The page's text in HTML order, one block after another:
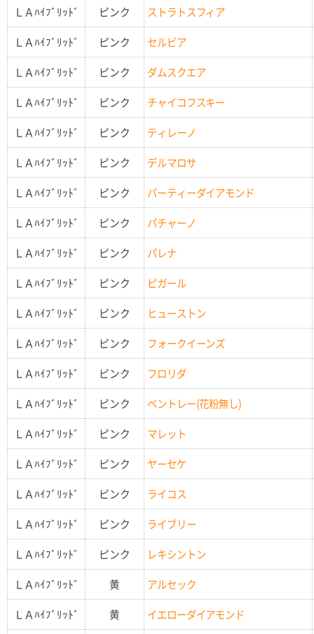
ＬＡﾊｲﾌﾞﾘｯﾄﾞ
ピンク
ストラトスフィア
ＬＡﾊｲﾌﾞﾘｯﾄﾞ
ピンク
セルビア
ＬＡﾊｲﾌﾞﾘｯﾄﾞ
ピンク
ダムスクエア
ＬＡﾊｲﾌﾞﾘｯﾄﾞ
ピンク
チャイコフスキー
ＬＡﾊｲﾌﾞﾘｯﾄﾞ
ピンク
ティレーノ
ＬＡﾊｲﾌﾞﾘｯﾄﾞ
ピンク
デルマロサ
ＬＡﾊｲﾌﾞﾘｯﾄﾞ
ピンク
パーティーダイアモンド
ＬＡﾊｲﾌﾞﾘｯﾄﾞ
ピンク
パチャーノ
ＬＡﾊｲﾌﾞﾘｯﾄﾞ
ピンク
パレナ
ＬＡﾊｲﾌﾞﾘｯﾄﾞ
ピンク
ピガール
ＬＡﾊｲﾌﾞﾘｯﾄﾞ
ピンク
ヒューストン
ＬＡﾊｲﾌﾞﾘｯﾄﾞ
ピンク
フォークイーンズ
ＬＡﾊｲﾌﾞﾘｯﾄﾞ
ピンク
フロリダ
ＬＡﾊｲﾌﾞﾘｯﾄﾞ
ピンク
ベントレー(花粉無し)
ＬＡﾊｲﾌﾞﾘｯﾄﾞ
ピンク
マレット
ＬＡﾊｲﾌﾞﾘｯﾄﾞ
ピンク
ヤーセケ
ＬＡﾊｲﾌﾞﾘｯﾄﾞ
ピンク
ライコス
ＬＡﾊｲﾌﾞﾘｯﾄﾞ
ピンク
ライブリー
ＬＡﾊｲﾌﾞﾘｯﾄﾞ
ピンク
レキシントン
ＬＡﾊｲﾌﾞﾘｯﾄﾞ
黄
アルセック
ＬＡﾊｲﾌﾞﾘｯﾄﾞ
黄
イエローダイアモンド